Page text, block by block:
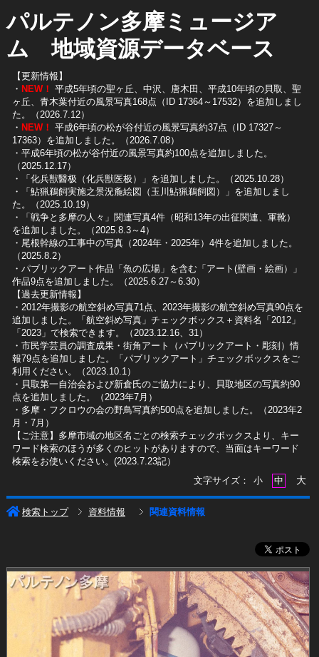
パルテノン多摩ミュージア
ム 地域資源データベース
【更新情報】
・ NEW！ 平成5年頃の聖ヶ丘、中沢、唐木田、平成10年頃の貝取、聖
ヶ丘、青木葉付近の風景写真168点（ID 17364～17532）を追加しまし
た。（2026.7.12）
・ NEW！ 平成6年頃の松が谷付近の風景写真約37点（ID 17327～
17363）を追加しました。（2026.7.08）
・平成6年頃の松が谷付近の風景写真約100点を追加しました。
（2025.12.17）
・「化兵獣醫极（化兵獣医极）」を追加しました。（2025.10.28）
・「鮎猟鵜飼実施之景況麁絵図（玉川鮎猟鵜飼図）」を追加しまし
た。（2025.10.19）
​・「戦争と多摩の人々」関連写真4件（昭和13年の出征関連、軍靴）
を追加しました。（2025.8.3～4）
​・尾根幹線の工事中の写真（2024年・2025年）4件を追加しました。
（2025.8.2）
​・パブリックアート作品「魚の広場」を含む「アート(壁画・絵画）」
作品9点を追加しました。（2025.6.27～6.30）
【過去更新情報】
・2012年撮影の航空斜め写真71点、2023年撮影の航空斜め写真90点を
追加しました。「航空斜め写真」チェックボックス＋資料名「2012」
「2023」で検索できます。（2023.12.16、31）
​・市民学芸員の調査成果・街角アート（パブリックアート・彫刻）情
報79点を追加しました。「パブリックアート」チェックボックスをご
利用ください。（2023.10.1）
・貝取第一自治会および新倉氏のご協力により、貝取地区の写真約90
点を追加しました。（2023年7月）
・多摩・フクロウの会の野鳥写真約500点を追加しました。（2023年2
月・7月）
【ご注意】多摩市域の地区名ごとの検索チェックボックスより、キー
ワード検索のほうが多くのヒットがありますので、当面はキーワード
検索をお使いください。(2023.7.23記）
文字サイズ：
小 中 大
検索トップ 資料情報 関連資料情報